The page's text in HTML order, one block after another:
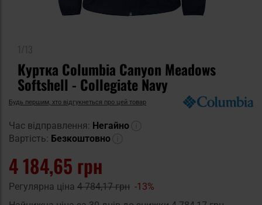
Куртка Columbia Canyon Meadows
Softshell - Collegiate Navy
Будь першим, хто відгукнеться про цей товар
Час відправлення: Негайно
Вартість: Безкоштовно
4 184,65 грн
Регулярна ціна 4 784,17 грн -13%